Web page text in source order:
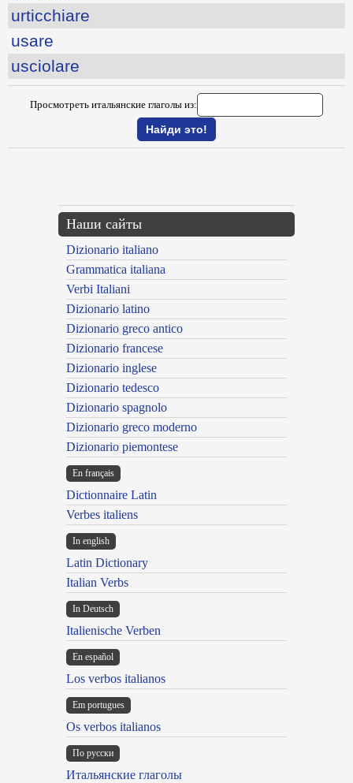
urticchiare
usare
usciolare
Просмотреть итальянские глаголы из:
Наши сайты
Dizionario italiano
Grammatica italiana
Verbi Italiani
Dizionario latino
Dizionario greco antico
Dizionario francese
Dizionario inglese
Dizionario tedesco
Dizionario spagnolo
Dizionario greco moderno
Dizionario piemontese
En français
Dictionnaire Latin
Verbes italiens
In english
Latin Dictionary
Italian Verbs
In Deutsch
Italienische Verben
En español
Los verbos italianos
Em portugues
Os verbos italianos
По русски
Итальянские глаголы